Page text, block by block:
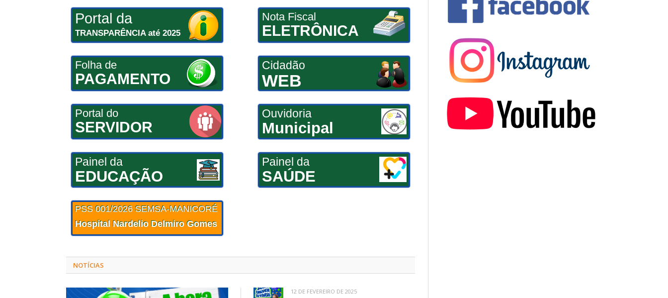
Portal da
TRANSPARÊNCIA até 2025
Folha de
PAGAMENTO
Portal do
SERVIDOR
Painel da
EDUCAÇÃO
PSS 001/2026 SEMSA-MANICORÉ
Hospital Nardelio Delmiro Gomes
Nota Fiscal
ELETRÔNICA
Cidadão
WEB
Ouvidoria
Municipal
Painel da
SAÚDE
NOTÍCIAS
12 DE FEVEREIRO DE 2025